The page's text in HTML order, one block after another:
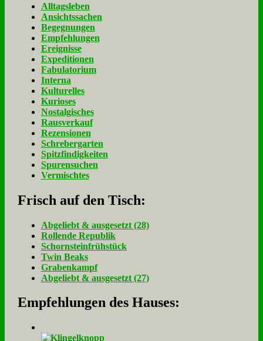
Alltagsleben
Ansichtssachen
Begegnungen
Empfehlungen
Ereignisse
Expeditionen
Fabulatorium
Interna
Kulturelles
Kurioses
Nostalgisches
Rausverkauf
Rezensionen
Schrebergarten
Spitzfindigkeiten
Spurensuchen
Vermischtes
Frisch auf den Tisch:
Ab­ge­liebt & aus­ge­setzt (28)
Rol­len­de Re­pu­blik
Schorn­stein­früh­stück
Twin Beaks
Gra­ben­kampf
Ab­ge­liebt & aus­ge­setzt (27)
Empfehlungen des Hauses: